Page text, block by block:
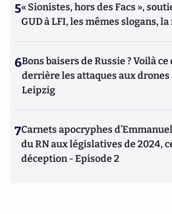
5« Sionistes, hors des Facs »,
GUD à LFI, les mêmes slogans,
6Bons baisers de Russie ? Voilà ce
derrière les attaques aux
Leipzig
7Carnets apocryphes
du RN aux législatives de 2024,
déception - Episode 2